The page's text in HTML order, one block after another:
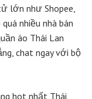
lớn như Shopee,
nhiều nhà bán
áo Thái Lan
chat ngay với bộ
hot nhất Thái